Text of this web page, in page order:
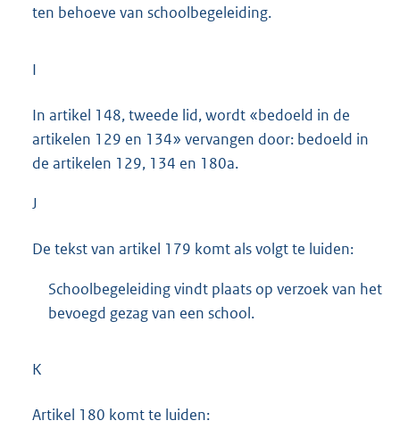
ten behoeve van schoolbegeleiding.
I
In artikel 148, tweede lid, wordt «bedoeld in de
artikelen 129 en 134» vervangen door: bedoeld in
de artikelen 129, 134 en 180a.
J
De tekst van artikel 179 komt als volgt te luiden:
Schoolbegeleiding vindt plaats op verzoek van het
bevoegd gezag van een school.
K
Artikel 180 komt te luiden: